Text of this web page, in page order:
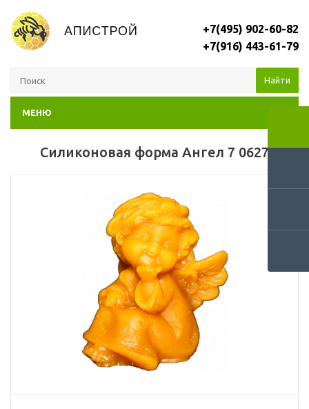
+7(495) 902-60-82
+7(916) 443-61-79
Найти
МЕНЮ
Силиконовая форма Ангел 7 0627